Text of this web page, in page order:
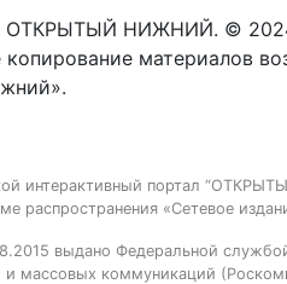
ОТКРЫТЫЙ НИЖНИЙ. ©
материалов
интерактивный портал
распространения «Сетевое
выдано Федеральной
массовых коммуникаций